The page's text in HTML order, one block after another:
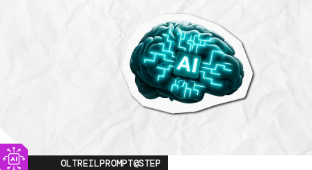
Image
OLTREILPROMPT@STEP